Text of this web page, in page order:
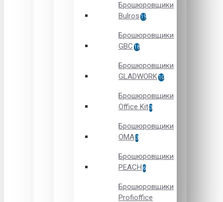
Брошюровщики
Bulros 19
Брошюровщики
GBC 18
Брошюровщики
GLADWORK10
Брошюровщики
Office Kit 3
Брошюровщики
OMA 3
Брошюровщики
PEACH 6
Брошюровщики
Profioffice